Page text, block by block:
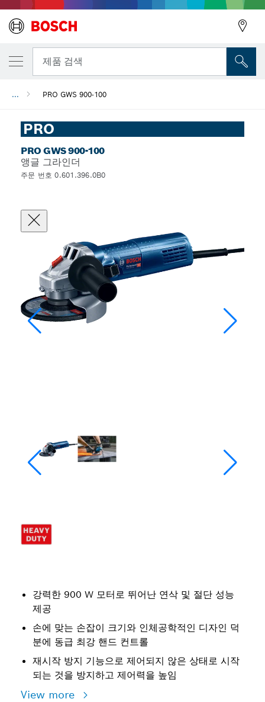
제품 검색
... PRO GWS 900-100
PRO
PRO GWS 900-100
앵글 그라인더
주문 번호 0.601.396.0B0
강력한 900 W 모터로 뛰어난 연삭 및 절단 성능
제공
손에 맞는 손잡이 크기와 인체공학적인 디자인 덕
분에 동급 최강 핸드 컨트롤
재시작 방지 기능으로 제어되지 않은 상태로 시작
되는 것을 방지하고 제어력을 높임
View more